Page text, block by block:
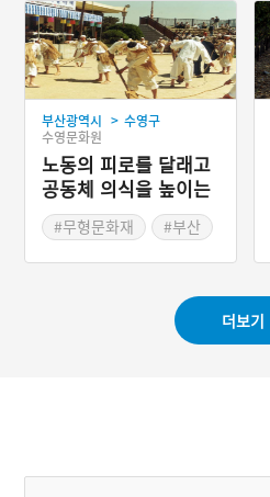
부산광역시 > 수영구
수영문화원
노동의 피로를 달래고
공동체 의식을 높이는
수영 농청놀이
#무형문화재
#부산
더보기